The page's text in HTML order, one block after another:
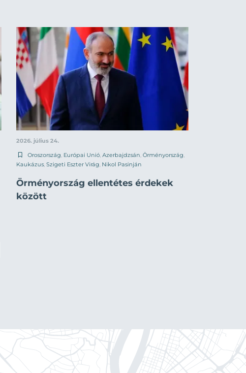
2026. július 24.
Oroszország Európai Unió Azerbajdzsán Örményország
Kaukázus Szigeti Eszter Virág Nikol Pasinján
Örményország ellentétes érdekek
között